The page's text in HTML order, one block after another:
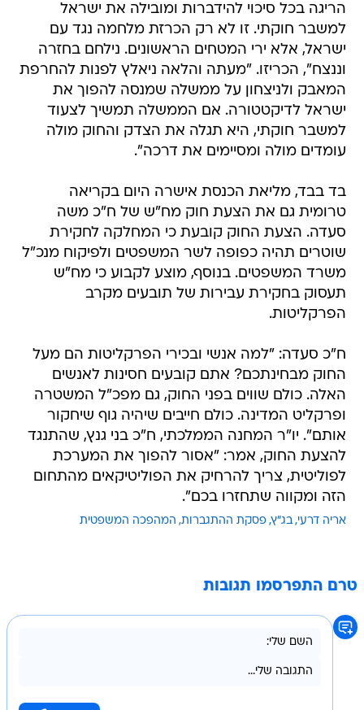
ישראל, אלא ירי המטחים הראשונים. נילחם בחזרה
וננצח", הכריזו. "מעתה והלאה ניאלץ לפנות להחרפת
המאבק ולניצחון על ממשלה שמנסה להפוך את
ישראל לדיקטטורה. אם הממשלה תמשיך לצעוד
למשבר חוקתי, היא תגלה את הצדק והחוק מולה
עומדים מולה ומסיימים את דרכה".
בד בבד, מליאת הכנסת אישרה היום בקריאה
סעדה. הצעת החוק קובעת כי המחלקה לחקירת
שוטרים תהיה כפופה לשר המשפטים ולפיקוח מנכ"ל
משרד המשפטים. בנוסף, מוצע לקבוע כי מח"ש
תעסוק בחקירת עבירות של תובעים מקרב
הפרקליטות.
ח"כ סעדה: "למה אנשי ובכירי הפרקליטות הם מעל
האלה. כולם שווים בפני החוק, גם מפכ"ל המשטרה
ופרקליט המדינה. כולם חייבים שיהיה גוף שיחקור
אותם". יו"ר המחנה הממלכתי, ח"כ בני גנץ, שהתנגד
להצעת החוק, אמר: "אסור להפוך את המערכת
לפוליטית, צריך להרחיק את הפוליטיקאים מהתחום
הזה ומקווה שתחזרו בכם".
אריה דרעי בג"ץ פסקת ההתגברות המהפכה המשפטית